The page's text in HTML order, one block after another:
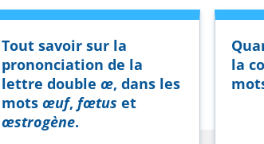
Tout savoir sur la
prononciation de la
lettre double œ, dans les
mots œuf, fœtus et
œstrogène.
la